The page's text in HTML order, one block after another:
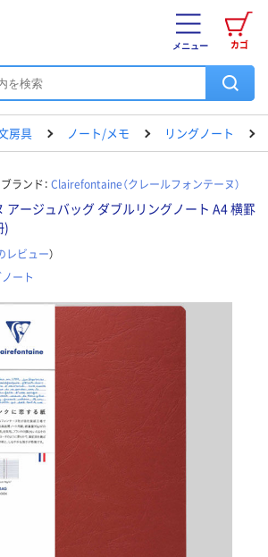
カゴ
メニュー
房具 ノート/メモ リングノート
ブランド： Clairefontaine（クレールフォンテーヌ）
アージュバッグ ダブルリングノート A4 横罫
)
レビュー）
ート